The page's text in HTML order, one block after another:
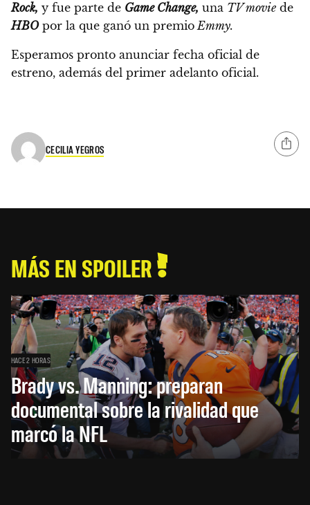
Rock, y fue parte de Game Change, una TV movie de
HBOpor la que ganó un premioEmmy.
Esperamos pronto anunciar fecha oficial de
estreno, además del primer adelanto oficial.
CECILIA YEGROS
MÁS EN SPOILER
HACE 2 HORAS
Brady vs. Manning: preparan
documental sobre la rivalidad que
marcó la NFL